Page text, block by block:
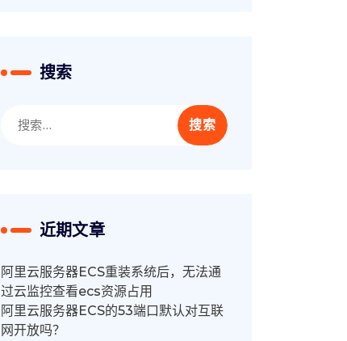
搜索
索：
近期文章
阿里云服务器ECS重装系统后，无法通
过云监控查看ecs资源占用
阿里云服务器ECS的53端口默认对互联
网开放吗？